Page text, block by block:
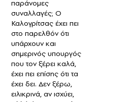
παράνομες
συναλλαγές; Ο
Καλογρίτσας έχει πει
στο παρελθόν ότι
υπάρχουν και
σημερινός υπουργός
που τον ξέρει καλά,
έχει πει επίσης ότι τα
έχει δει. Δεν ξέρω,
ειλικρινά, αν ισχύει,